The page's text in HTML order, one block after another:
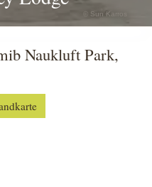
© Sun Karros
Naukluft Park,